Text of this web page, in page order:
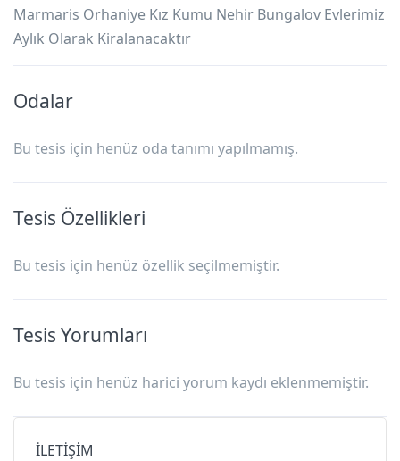
Marmaris Orhaniye Kız Kumu Nehir Bungalov Evlerimiz
Aylık Olarak Kiralanacaktır
Odalar
Bu tesis için henüz oda tanımı yapılmamış.
Tesis Özellikleri
Bu tesis için henüz özellik seçilmemiştir.
Tesis Yorumları
Bu tesis için henüz harici yorum kaydı eklenmemiştir.
İLETİŞİM